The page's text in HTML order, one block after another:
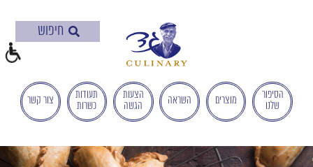
הישראלי
לְהַנְגָּשָׁת
אָתָרִים".
הַמְּסַיַּעַת
לִנְגִישׁוּת
הסיפור
שלנו
מוצרים השראה
הצעות
הגשה
תעודות
כשרות
צור קשר